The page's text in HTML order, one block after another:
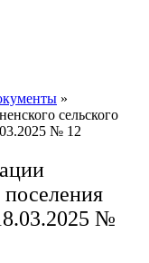
»
сельского
№ 12
поселения
№